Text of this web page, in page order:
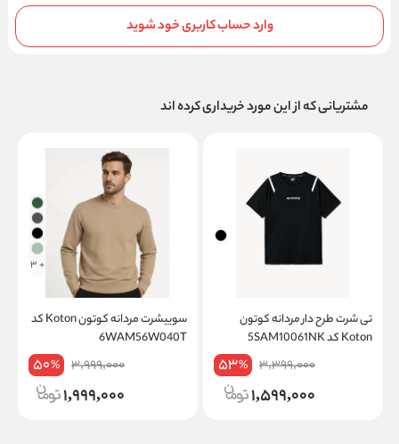
وارد حساب کاربری خود شوید
مشتریانی که از این مورد خریداری کرده اند
تی شرت طرح دار مردانه کوتون
Koton کد 5SAM10061NK
3,399,000
53%
1,599,000
+ 3
سوییشرت مردانه کوتون Koton کد
6WAM56W040T
3,999,000
50%
1,999,000